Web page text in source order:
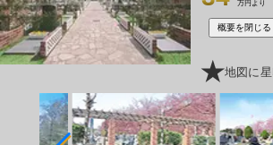
万円より
概要を閉じる
地図に